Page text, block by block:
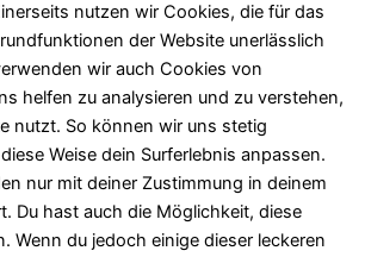
nutzen wir Cookies, die für das
der Website unerlässlich
wir auch Cookies von
helfen zu analysieren und zu verstehen,
nutzt. So können wir uns stetig
Weise dein Surferlebnis anpassen.
nur mit deiner Zustimmung in deinem
Du hast auch die Möglichkeit, diese
Wenn du jedoch einige dieser leckeren